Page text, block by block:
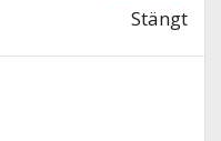
Stängt